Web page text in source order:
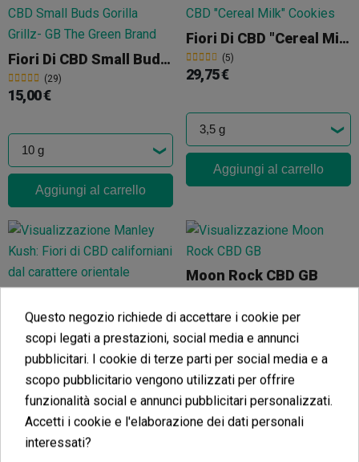
Fiori Di CBD Small Buds Gorilla Grillz
(29)
15,00 €
Aggiungi al carrello
Fiori Di CBD "Cereal Milk" Cookies
(5)
29,75 €
Aggiungi al carrello
(4)
25,56 €
Aggiungi al carrello
Moon Rock CBD GB
16,96 €
-15%
Aggiungi al carrello
Questo negozio richiede di accettare i cookie per
scopi legati a prestazioni, social media e annunci
pubblicitari. I cookie di terze parti per social media e a
scopo pubblicitario vengono utilizzati per offrire
funzionalità social e annunci pubblicitari personalizzati.
Accetti i cookie e l'elaborazione dei dati personali
interessati?